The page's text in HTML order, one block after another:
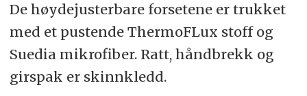
De høydejusterbare forsetene er trukket
med et pustende ThermoFLux stoff og
Suedia mikrofiber. Ratt, håndbrekk og
girspak er skinnkledd.